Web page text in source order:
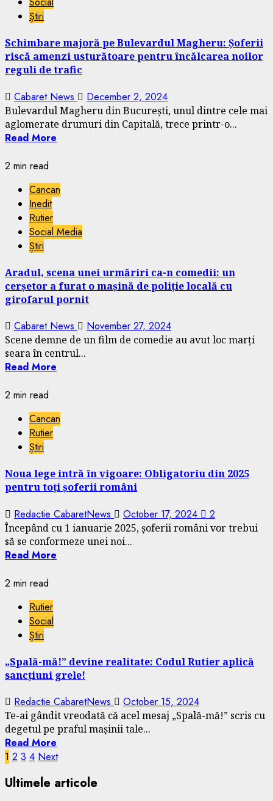
Știri
Schimbare majoră pe Bulevardul Magheru: Șoferii
riscă amenzi usturătoare pentru încălcarea noilor
reguli de trafic
Cabaret News December 2, 2024
Bulevardul Magheru din București, unul dintre cele mai
aglomerate drumuri din Capitală, trece printr-o...
Read More
2 min read
Cancan
Inedit
Rutier
Social Media
Știri
Aradul, scena unei urmăriri ca-n comedii: un
cerșetor a furat o mașină de poliție locală cu
girofarul pornit
Cabaret News November 27, 2024
Scene demne de un film de comedie au avut loc marți
seara în centrul...
Read More
2 min read
Cancan
Rutier
Știri
Noua lege intră în vigoare: Obligatoriu din 2025
pentru toți șoferii români
Redactie CabaretNews October 17, 2024 2
Începând cu 1 ianuarie 2025, șoferii români vor trebui
să se conformeze unei noi...
Read More
2 min read
Rutier
Social
Știri
„Spală-mă!” devine realitate: Codul Rutier aplică
sancțiuni grele!
Redactie CabaretNews October 15, 2024
Te-ai gândit vreodată că acel mesaj „Spală-mă!” scris cu
degetul pe praful mașinii tale...
Read More
Posts
pagination
1 2 3 4 Next
Ultimele articole